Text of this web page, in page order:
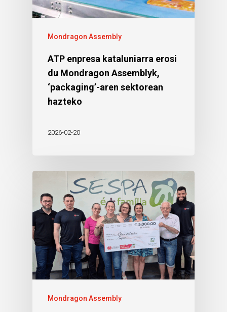
Mondragon Assembly
ATP enpresa kataluniarra erosi
du Mondragon Assemblyk,
‘packaging’-aren sektorean
hazteko
2026-02-20
Mondragon Assembly